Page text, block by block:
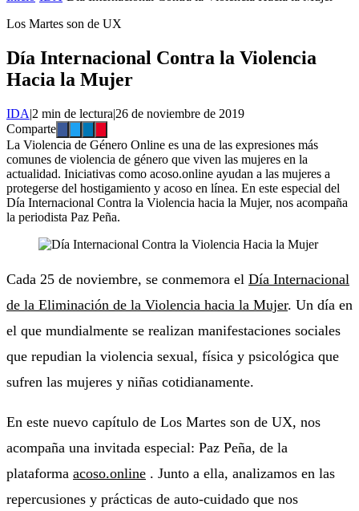
Los Martes son de UX
Día Internacional Contra la Violencia
Hacia la Mujer
IDA|2 min de lectura|26 de noviembre de 2019
Comparte
La Violencia de Género Online es una de las expresiones más
comunes de violencia de género que viven las mujeres en la
actualidad. Iniciativas como acoso.online ayudan a las mujeres a
protegerse del hostigamiento y acoso en línea. En este especial del
Día Internacional Contra la Violencia hacia la Mujer, nos acompaña
la periodista Paz Peña.
Cada 25 de noviembre, se conmemora el Día Internacional
de la Eliminación de la Violencia hacia la Mujer. Un día en
el que mundialmente se realizan manifestaciones sociales
que repudian la violencia sexual, física y psicológica que
sufren las mujeres y niñas cotidianamente.
En este nuevo capítulo de Los Martes son de UX, nos
acompaña una invitada especial: Paz Peña, de la
plataforma acoso.online . Junto a ella, analizamos en las
repercusiones y prácticas de auto-cuidado que nos